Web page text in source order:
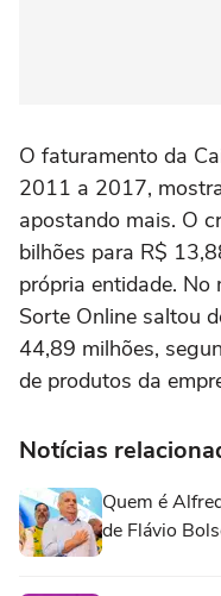
O faturamento da
2011 a 2017,
apostando mais. O
bilhões para R$
própria entidade. No
Sorte Online saltou
44,89 milhões,
de produtos da
Notícias
Quem é
de Flávio